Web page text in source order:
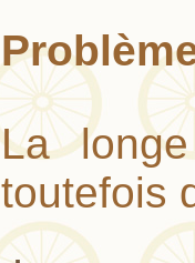
La
toutefois